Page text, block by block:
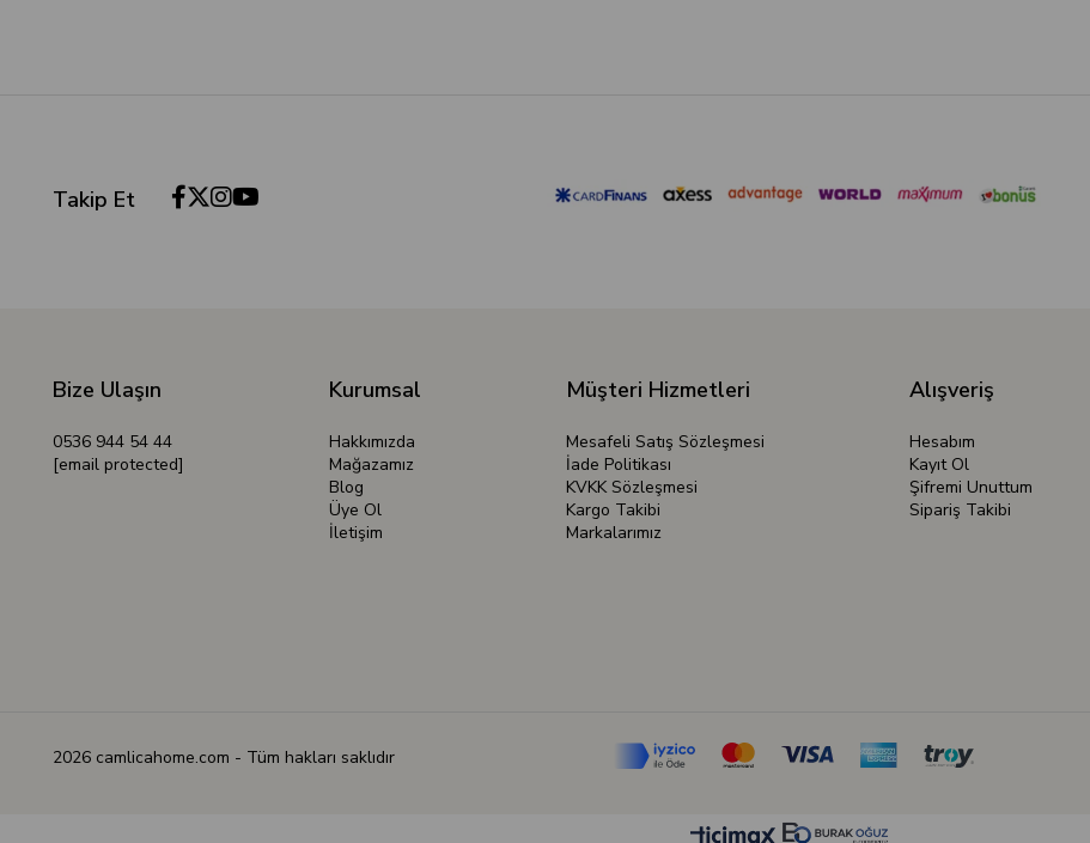
Takip Et
Bize Ulaşın
0536 944 54 44
[email protected]
Kurumsal
Hakkımızda
Mağazamız
Blog
Üye Ol
İletişim
Müşteri Hizmetleri
Mesafeli Satış Sözleşmesi
İade Politikası
KVKK Sözleşmesi
Kargo Takibi
Markalarımız
Alışveriş
Hesabım
Kayıt Ol
Şifremi Unuttum
Sipariş Takibi
2026 camlicahome.com - Tüm hakları saklıdır